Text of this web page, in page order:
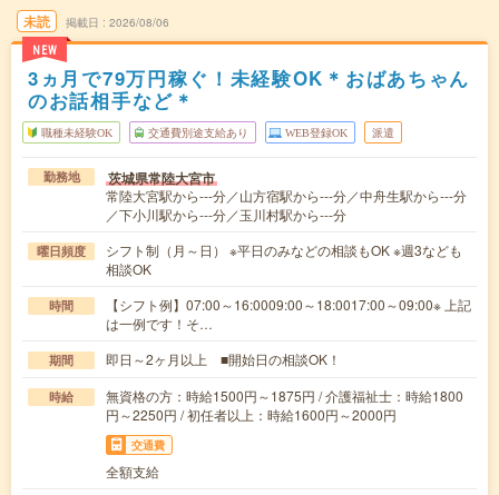
未読
NEW
掲載日 2026/08/06
3ヵ月で79万円稼ぐ！未経験OK＊おばあちゃん
のお話相手など＊
職種未経験OK 交通費別途支給あり WEB登録OK 派遣
勤務地 茨城県常陸大宮市
常陸大宮駅から---分／山方宿駅から---分／中舟生駅から---分
／下小川駅から---分／玉川村駅から---分
曜日頻度
シフト制（月～日） ※平日のみなどの相談もOK ※週3なども
相談OK
時間
【シフト例】07:00～16:0009:00～18:0017:00～09:00※ 上記
は一例です！そ…
期間 即日～2ヶ月以上 ■開始日の相談OK！
時給
無資格の方：時給1500円～1875円 / 介護福祉士：時給1800
円～2250円 / 初任者以上：時給1600円～2000円
交通費
全額支給